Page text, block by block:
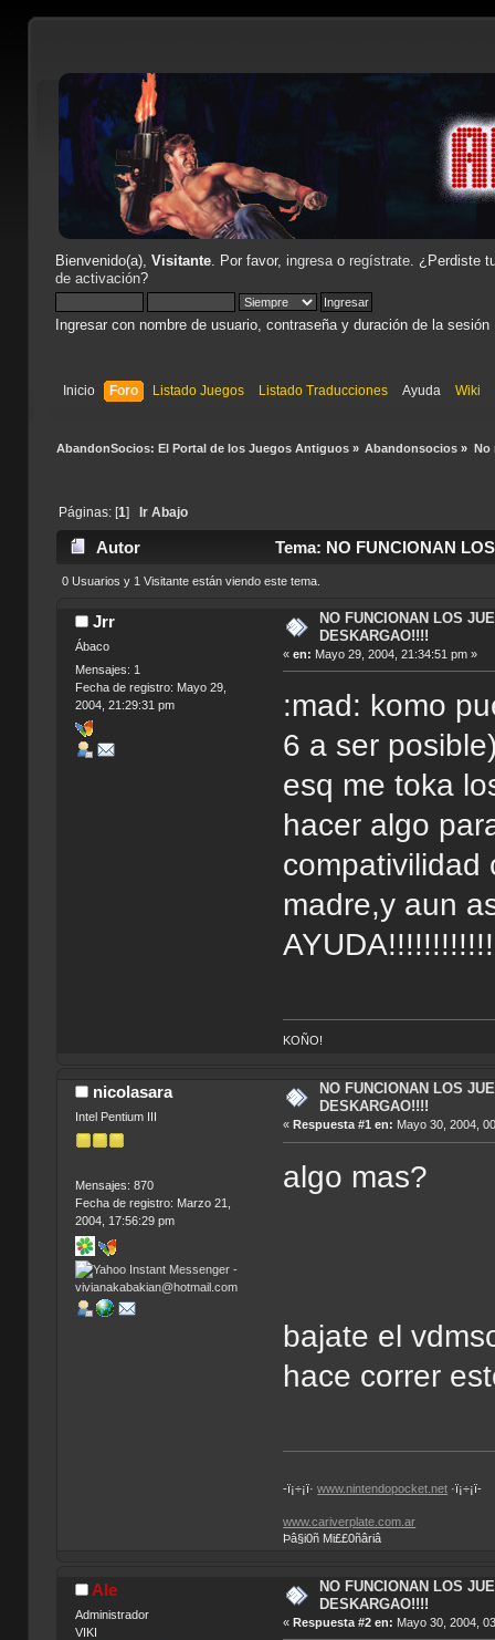
Bienvenido(a), Visitante. Por favor, ingresao regístrate. ¿Perdiste
de activación?
Ingresar con nombre de usuario, contraseña y duración de la sesión
Inicio Foro Listado Juegos Listado Traducciones Ayuda Wiki
AbandonSocios: El Portal de los Juegos Antiguos» Abandonsocios » No
Páginas: [1] Ir Abajo
Autor Tema: NO FUNCIONAN
0 Usuarios y 1 Visitante están viendo este tema.
Jrr
Ábaco
Mensajes: 1
Fecha de registro: Mayo 29,
2004, 21:29:31 pm
NO FUNCIONAN LOS
DESKARGAO!!!!
«en: Mayo 29, 2004, 21:34:51 pm »
:mad: komo
6 a ser
esq me toka
hacer algo
compativilidad
madre,y aun
KOÑO!
nicolasara
Intel Pentium III
Mensajes: 870
Fecha de registro: Marzo 21,
2004, 17:56:29 pm
NO FUNCIONAN LOS
DESKARGAO!!!!
«Respuesta #1 en: Mayo 30, 2004,
algo mas?
bajate el
hace correr
-ï¡÷¡ï·www.nintendopocket.net ·ï¡÷¡ï-
www.cariverplate.com.ar
Þâ§i0ñ Mi££0ñâriâ
Ale
Administrador
VIKI
NO FUNCIONAN LOS
DESKARGAO!!!!
«Respuesta #2 en: Mayo 30, 2004,